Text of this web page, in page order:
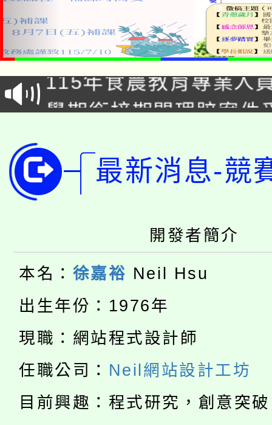
淨零綠生活教案入校路
會
115年食農教育專業人
程
學期銜接期間理賠案件
版
公告本校115學年度第
代理(課)教師甄選結果(
「2026金融保險知識
桃園市115學年度學生
生本土語及新住民語歌
公告本校115學年度第
公告本校115學年度第
代理(課)教師甄選結果(
轉知中國文化大學推廣
《TA101》溝通分析基
程，歡迎學生輔導中心
淨零綠生活教案入校路
會
115年食農教育專業人
程
學期銜接期間理賠案件
最新消息-競
開發者簡介
本名： 徐嘉裕 Neil Hsu
出生年份：1976年
現職：網站程式設計師
任職公司： Neil網站設計工坊
目前興趣：程式研究，創意突